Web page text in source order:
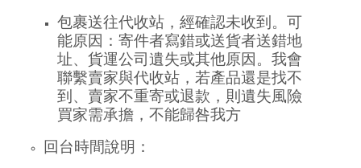
包裹送往代收站，經確認未收到。可
能原因：寄件者寫錯或送貨者送錯地
址、貨運公司遺失或其他原因。我會
聯繫賣家與代收站，若產品還是找不
到、賣家不重寄或退款，則遺失風險
買家需承擔，不能歸咎我方
回台時間說明：